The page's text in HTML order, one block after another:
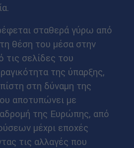
σταθερά γύρω από
θέση του μέσα στην
τις σελίδες του
της ύπαρξης,
στη δύναμη της
αποτυπώνει με
της Ευρώπης, από
μέχρι εποχές
τις αλλαγές που